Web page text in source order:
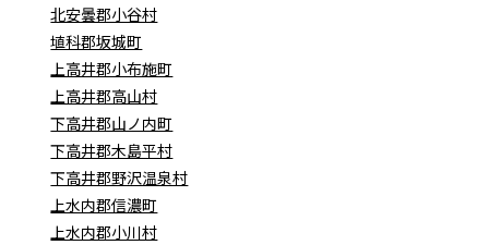
北安曇郡小谷村
埴科郡坂城町
上高井郡小布施町
上高井郡高山村
下高井郡山ノ内町
下高井郡木島平村
下高井郡野沢温泉村
上水内郡信濃町
上水内郡小川村